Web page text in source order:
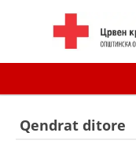
Qendrat ditore